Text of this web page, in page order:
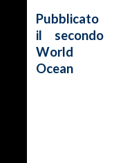
Pubblicato
il secondo
World
Ocean